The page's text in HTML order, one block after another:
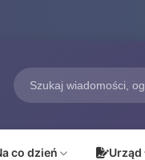
co dzień Urząd